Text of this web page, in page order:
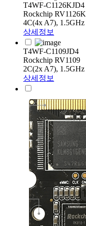
T4WF-C1126KJD4
Rockchip RV1126K
4C(4x A7), 1.5GHz
상세정보
T4WF-C1109JD4
Rockchip RV1109
2C(2x A7), 1.5GHz
상세정보